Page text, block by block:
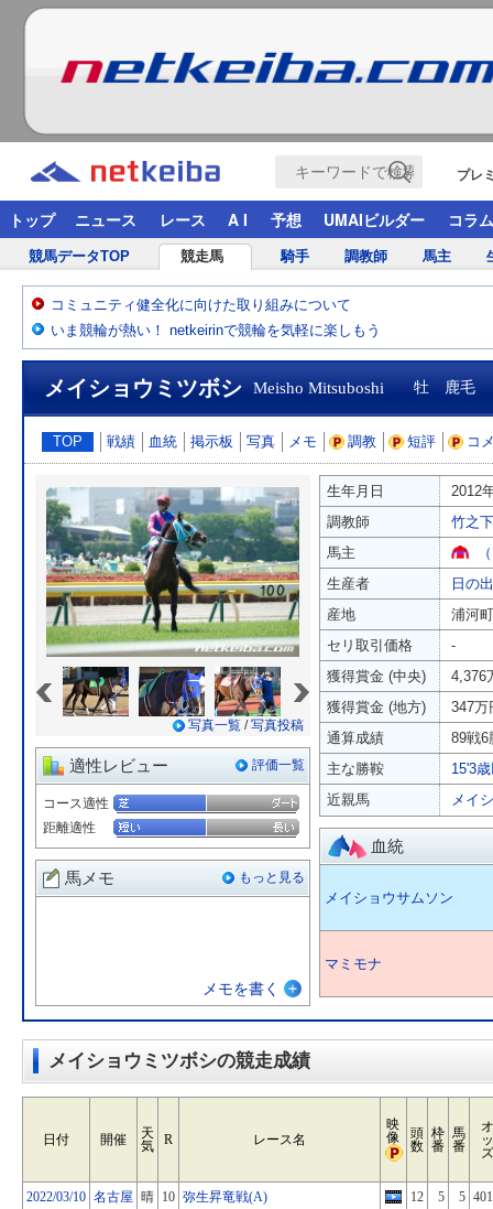
プレ
トップ ニュース レース A I 予想 UMAIビルダー コラム
競馬データTOP 競走馬 騎手 調教師 馬主
コミュニティ健全化に向けた取り組みについて
いま競輪が熱い！ netkeirinで競輪を気軽に楽しもう
メイショウミツボシ Meisho Mitsuboshi 牡 鹿毛
TOP 戦績 血統 掲示板 写真 メモ 調教 短評 コ
写真一覧 /写真投稿
適性レビュー 評価一覧
コース適性
距離適性
馬メモ もっと見る
メモを書く
生年月日
2012
調教師
竹之
馬主
生産者
日の
産地
浦河町
セリ取引価格
-
獲得賞金 (中央)
4,376
獲得賞金 (地方)
347万
通算成績
89戦6
主な勝鞍
15'3
近親馬
メイ
血統
メイショウサムソン
マミモナ
メイショウミツボシの競走成績
日付 開催
天
気
R レース名
映
像
頭
数
枠
番
馬
番
2022/03/10 名古屋 晴 10 弥生昇竜戦(A) 12 5 5